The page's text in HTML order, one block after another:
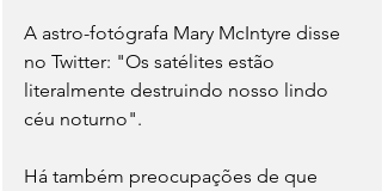
A astro-fotógrafa Mary McIntyre disse
no Twitter: "Os satélites estão
literalmente destruindo nosso lindo
céu noturno".
Há também preocupações de que